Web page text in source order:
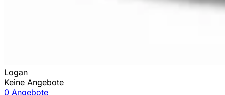
Logan
Keine Angebote
0 Angebote